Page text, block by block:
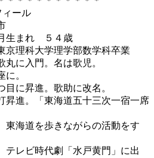
ール
生まれ ５４歳
理科大学理学部数学科卒業
に入門。名は歌児。
。
昇進。歌助に改名。
進。「東海道五十三次一宿一席
がらの活動をす
レビ時代劇「水戸黄門」に出